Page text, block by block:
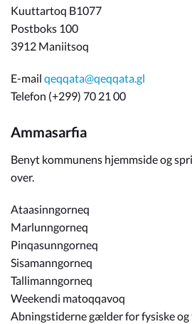
Kuuttartoq B1077
Postboks 100
3912 Maniitsoq
E-mail qeqqata@qeqqata.gl
Telefon (+299) 70 21 00
Ammasarfia
Benyt kommunens hjemmside og
over.
Ataasinngorneq
Marlunngorneq
Pinqasunngorneq
Sisamanngorneq
Tallimanngorneq
Weekendi matoqqavoq
Abningstiderne gælder for fysiske